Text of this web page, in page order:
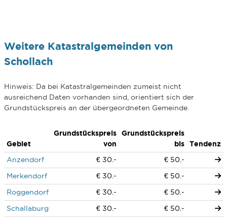
Weitere Katastralgemeinden von
Schollach
Hinweis: Da bei Katastralgemeinden zumeist nicht
ausreichend Daten vorhanden sind, orientiert sich der
Grundstückspreis an der übergeordneten Gemeinde.
Gebiet
Grundstückspreis
von
Grundstückspreis
bis
Tendenz
Anzendorf
€ 30.-
€ 50.-
Merkendorf
€ 30.-
€ 50.-
Roggendorf
€ 30.-
€ 50.-
Schallaburg
€ 30.-
€ 50.-